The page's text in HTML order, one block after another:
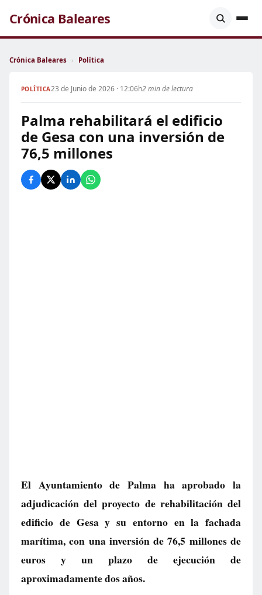
Crónica Baleares
Crónica Baleares › Política
POLÍTICA23 de Junio de 2026 · 12:06h2 min de lectura
Palma rehabilitará el edificio
de Gesa con una inversión de
76,5 millones
El Ayuntamiento de Palma ha aprobado la
adjudicación del proyecto de rehabilitación del
edificio de Gesa y su entorno en la fachada
marítima, con una inversión de 76,5 millones de
euros y un plazo de ejecución de
aproximadamente dos años.